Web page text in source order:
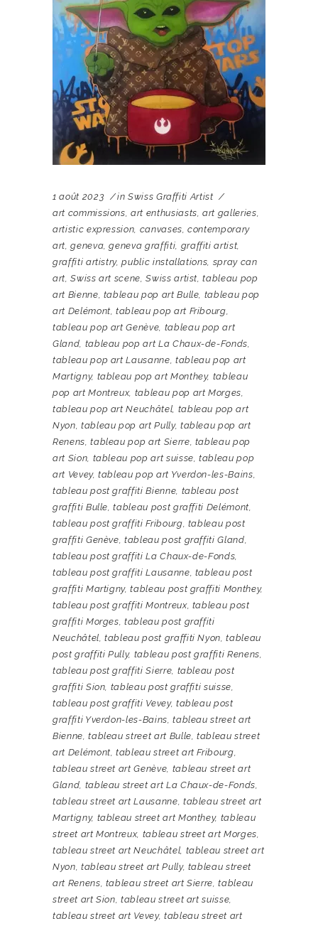
1 août 2023 in Swiss Graffiti Artist
art commissions,art enthusiasts,art galleries,
artistic expression, canvases,contemporary
art,geneva,geneva graffiti, graffiti artist,
graffiti artistry,public installations, spray can
art,Swiss art scene,Swiss artist,tableau pop
art Bienne, tableau pop art Bulle, tableau pop
art Delémont,tableau pop art Fribourg,
tableau pop art Genève, tableau pop art
Gland, tableau pop art La Chaux-de-Fonds,
tableau pop art Lausanne, tableau pop art
Martigny, tableau pop art Monthey, tableau
pop art Montreux, tableau pop art Morges,
tableau pop art Neuchâtel, tableau pop art
Nyon, tableau pop art Pully, tableau pop art
Renens,tableau pop art Sierre, tableau pop
art Sion, tableau pop art suisse,tableau pop
art Vevey,tableau pop art Yverdon-les-Bains,
tableau post graffiti Bienne, tableau post
graffiti Bulle,tableau post graffiti Delémont,
tableau post graffiti Fribourg, tableau post
graffiti Genève,tableau post graffiti Gland,
tableau post graffiti La Chaux-de-Fonds,
tableau post graffiti Lausanne, tableau post
graffiti Martigny,tableau post graffiti Monthey,
tableau post graffiti Montreux, tableau post
graffiti Morges,tableau post graffiti
Neuchâtel,tableau post graffiti Nyon,tableau
post graffiti Pully, tableau post graffiti Renens,
tableau post graffiti Sierre, tableau post
graffiti Sion, tableau post graffiti suisse,
tableau post graffiti Vevey, tableau post
graffiti Yverdon-les-Bains,tableau street art
Bienne,tableau street art Bulle,tableau street
art Delémont,tableau street art Fribourg,
tableau street art Genève, tableau street art
Gland, tableau street art La Chaux-de-Fonds,
tableau street art Lausanne, tableau street art
Martigny, tableau street art Monthey, tableau
street art Montreux, tableau street art Morges,
tableau street art Neuchâtel, tableau street art
Nyon, tableau street art Pully, tableau street
art Renens, tableau street art Sierre,tableau
street art Sion,tableau street art suisse,
tableau street art Vevey, tableau street art